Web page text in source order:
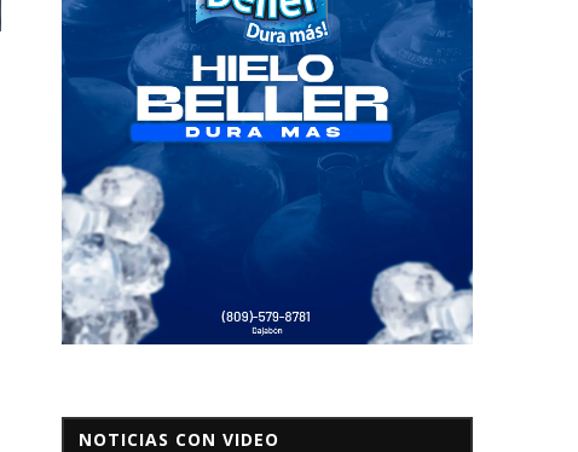
NOTICIAS CON VIDEO